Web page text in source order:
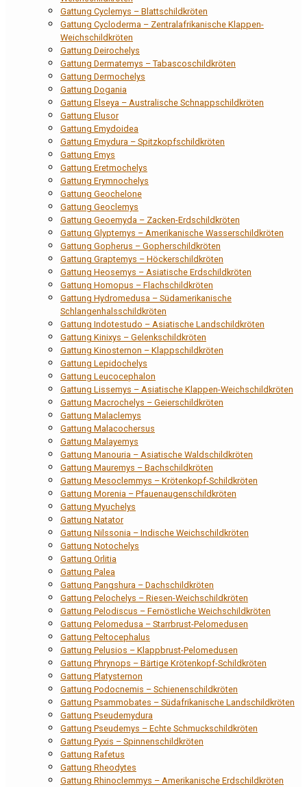
Gattung Cyclemys – Blattschildkröten
Gattung Cycloderma – Zentralafrikanische Klappen-
Weichschildkröten
Gattung Deirochelys
Gattung Dermatemys – Tabascoschildkröten
Gattung Dermochelys
Gattung Dogania
Gattung Elseya – Australische Schnappschildkröten
Gattung Elusor
Gattung Emydoidea
Gattung Emydura – Spitzkopfschildkröten
Gattung Emys
Gattung Eretmochelys
Gattung Erymnochelys
Gattung Geochelone
Gattung Geoclemys
Gattung Geoemyda – Zacken-Erdschildkröten
Gattung Glyptemys – Amerikanische Wasserschildkröten
Gattung Gopherus – Gopherschildkröten
Gattung Graptemys – Höckerschildkröten
Gattung Heosemys – Asiatische Erdschildkröten
Gattung Homopus – Flachschildkröten
Gattung Hydromedusa – Südamerikanische
Schlangenhalsschildkröten
Gattung Indotestudo – Asiatische Landschildkröten
Gattung Kinixys – Gelenkschildkröten
Gattung Kinosternon – Klappschildkröten
Gattung Lepidochelys
Gattung Leucocephalon
Gattung Lissemys – Asiatische Klappen-Weichschildkröten
Gattung Macrochelys – Geierschildkröten
Gattung Malaclemys
Gattung Malacochersus
Gattung Malayemys
Gattung Manouria – Asiatische Waldschildkröten
Gattung Mauremys – Bachschildkröten
Gattung Mesoclemmys – Krötenkopf-Schildkröten
Gattung Morenia – Pfauenaugenschildkröten
Gattung Myuchelys
Gattung Natator
Gattung Nilssonia – Indische Weichschildkröten
Gattung Notochelys
Gattung Orlitia
Gattung Palea
Gattung Pangshura – Dachschildkröten
Gattung Pelochelys – Riesen-Weichschildkröten
Gattung Pelodiscus – Fernöstliche Weichschildkröten
Gattung Pelomedusa – Starrbrust-Pelomedusen
Gattung Peltocephalus
Gattung Pelusios – Klappbrust-Pelomedusen
Gattung Phrynops – Bärtige Krötenkopf-Schildkröten
Gattung Platysternon
Gattung Podocnemis – Schienenschildkröten
Gattung Psammobates – Südafrikanische Landschildkröten
Gattung Pseudemydura
Gattung Pseudemys – Echte Schmuckschildkröten
Gattung Pyxis – Spinnenschildkröten
Gattung Rafetus
Gattung Rheodytes
Gattung Rhinoclemmys – Amerikanische Erdschildkröten